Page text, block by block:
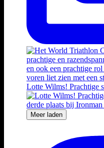
Lotte Wilms! Prachtige
Meer laden